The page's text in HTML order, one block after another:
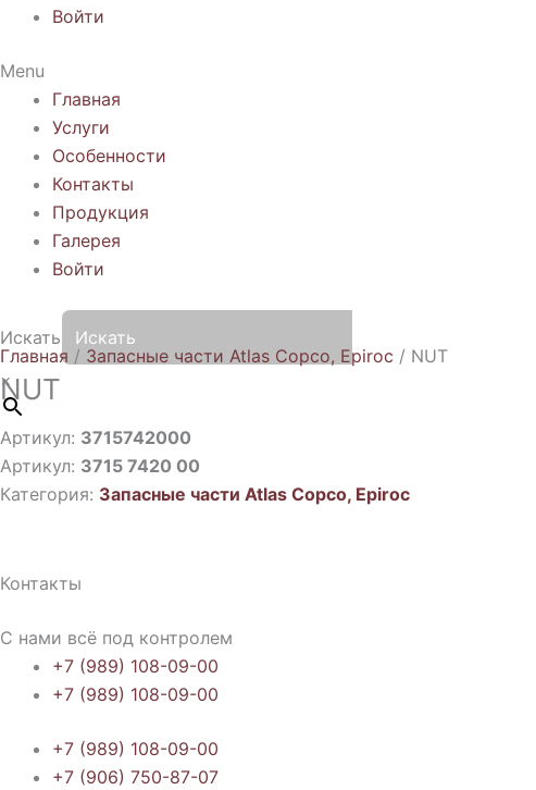
Войти
Menu
Главная
Услуги
Особенности
Контакты
Продукция
Галерея
Войти
Искать
×
Главная / Запасные части Atlas Copco, Epiroc / NUT
NUT
Артикул: 3715742000
Артикул: 3715 7420 00
Категория: Запасные части Atlas Copco, Epiroc
Контакты
С нами всё под контролем
+7 (989) 108-09-00
+7 (989) 108-09-00
+7 (989) 108-09-00
+7 (906) 750-87-07